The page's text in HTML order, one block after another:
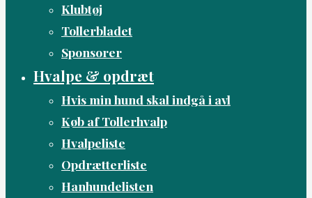
Klubtøj
Tollerbladet
Sponsorer
Hvalpe & opdræt
Hvis min hund skal indgå i avl
Køb af Tollerhvalp
Hvalpeliste
Opdrætterliste
Hanhundelisten